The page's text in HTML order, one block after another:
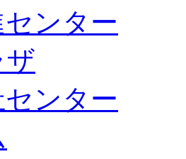
ンター
ザ
ンター